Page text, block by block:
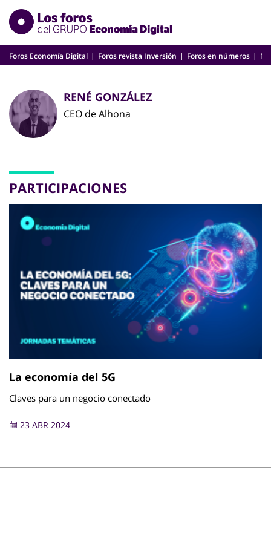
Skip
content
Foros Economía Digital Foros revista Inversión Foros en números
RENÉ GONZÁLEZ
CEO de Alhona
PARTICIPACIONES
La economía del 5G
Claves para un negocio conectado
23 ABR 2024